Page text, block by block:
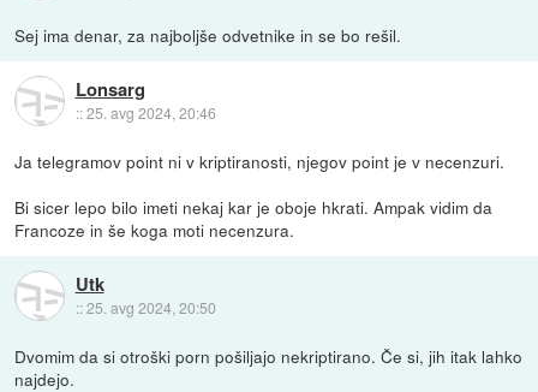
Sej ima denar, za najboljše odvetnike in se bo rešil.
Lonsarg
::25. avg 2024, 20:46
Ja telegramov point ni v kriptiranosti, njegov point je v necenzuri.
Bi sicer lepo bilo imeti nekaj kar je oboje hkrati. Ampak vidim da
Francoze in še koga moti necenzura.
Utk
::25. avg 2024, 20:50
Dvomim da si otroški porn pošiljajo nekriptirano. Če si, jih itak lahko
najdejo.